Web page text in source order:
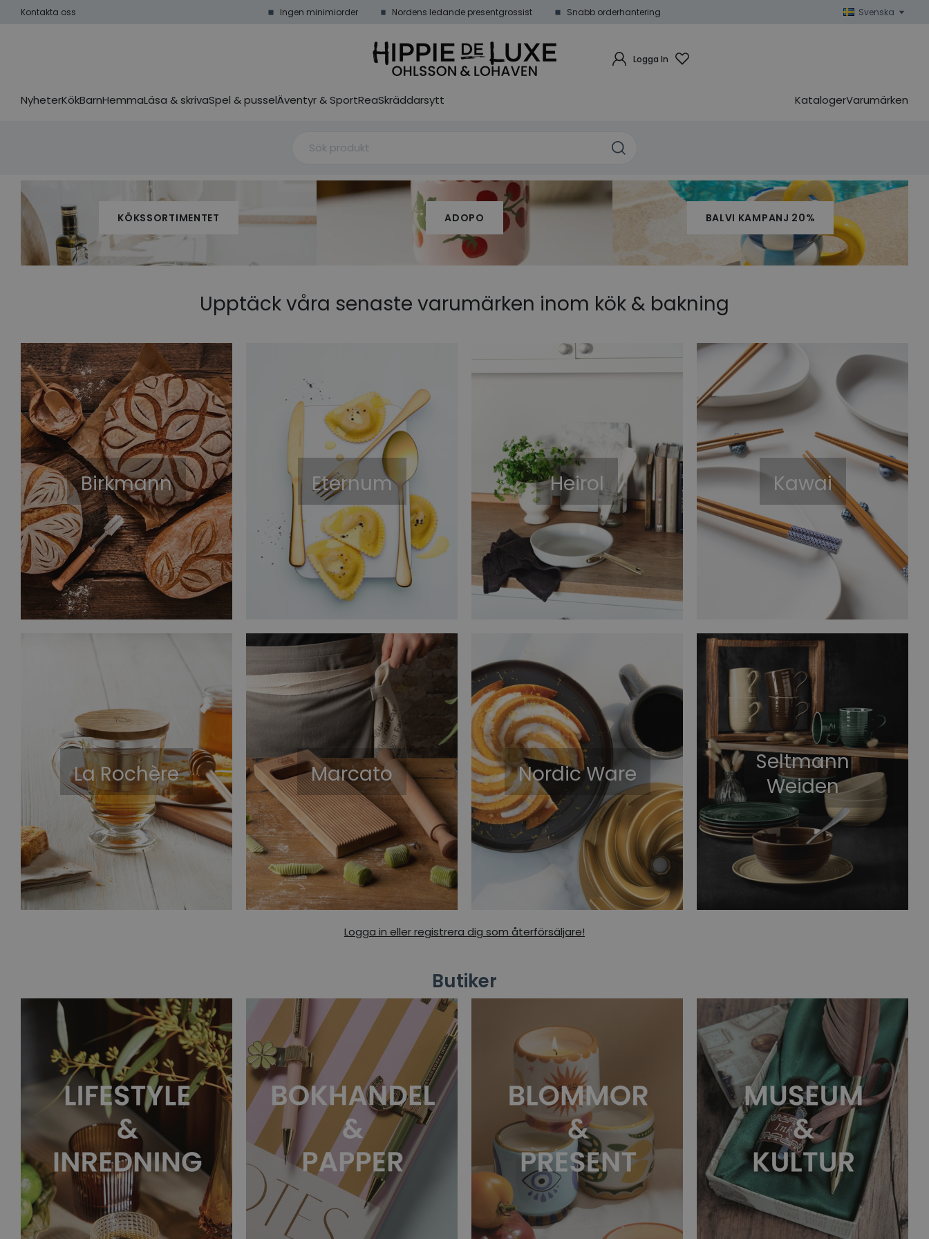
Kontakta oss Ingen minimiorder Nordens ledande presentgrossist Snabb orderhantering Svenska
Logga In
NyheterKökBarnHemmaLäsa & skrivaSpel & pusselÄventyr & SportReaSkräddarsytt KatalogerVarumärken
KÖKSSORTIMENTET ADOPO BALVI KAMPANJ 20%
Upptäck våra senaste varumärken inom kök & bakning
Birkmann Eternum Heirol Kawai
La Rochère Marcato Nordic Ware
Seltmann
Weiden
Logga in eller registrera dig som återförsäljare!
Butiker